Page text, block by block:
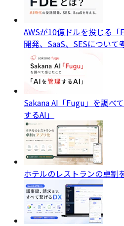
AWSが10億ドルを投じる「
開発、SaaS、SESについて
Sakana AI「Fugu」を調べ
するAI」
ホテルのレストランの卓割